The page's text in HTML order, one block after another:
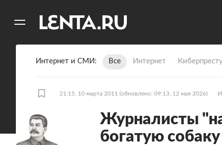
Интернет и СМИ Все Интернет
21:15, 10 марта 2011 (обновлено: 09:13, 12 мая 2026)
Журналисты
богатую